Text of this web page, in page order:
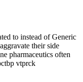
to instead of Generic
their side
pharmaceutics often
vtprck